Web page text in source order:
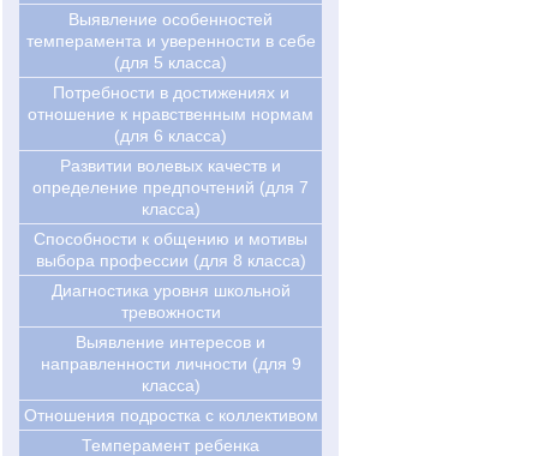
Выявление особенностей
темперамента и уверенности в себе
(для 5 класса)
Потребности в достижениях и
отношение к нравственным нормам
(для 6 класса)
Развитии волевых качеств и
определение предпочтений (для 7
класса)
Cпособности к общению и мотивы
выбора профессии (для 8 класса)
Диагностика уровня школьной
тревожности
Выявление интересов и
направленности личности (для 9
класса)
Отношения подростка с коллективом
Темперамент ребенка